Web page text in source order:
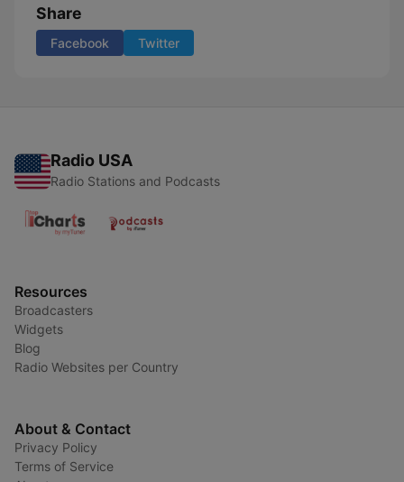
Share
Facebook Twitter
Radio USA
Radio Stations and Podcasts
Resources
Broadcasters
Widgets
Blog
Radio Websites per Country
About & Contact
Privacy Policy
Terms of Service